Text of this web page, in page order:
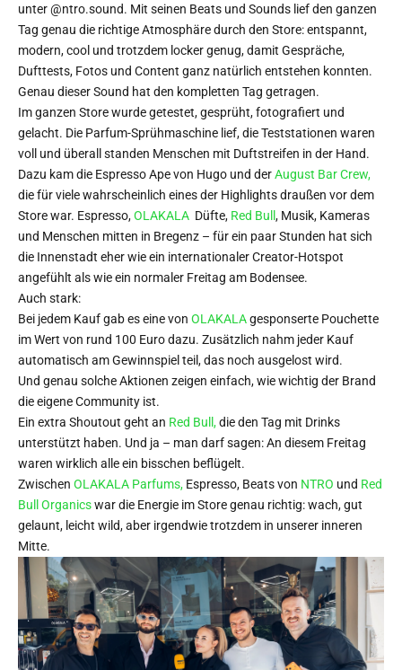
unter @ntro.sound. Mit seinen Beats und Sounds lief den ganzen
Tag genau die richtige Atmosphäre durch den Store: entspannt,
modern, cool und trotzdem locker genug, damit Gespräche,
Dufttests, Fotos und Content ganz natürlich entstehen konnten.
Genau dieser Sound hat den kompletten Tag getragen.
Im ganzen Store wurde getestet, gesprüht, fotografiert und
gelacht. Die Parfum-Sprühmaschine lief, die Teststationen waren
voll und überall standen Menschen mit Duftstreifen in der Hand.
Dazu kam die Espresso Ape von Hugo und derAugust Bar Crew,
die für viele wahrscheinlich eines der Highlights draußen vor dem
Store war. Espresso,OLAKALA Düfte, Red Bull , Musik, Kameras
und Menschen mitten in Bregenz – für ein paar Stunden hat sich
die Innenstadt eher wie ein internationaler Creator-Hotspot
angefühlt als wie ein normaler Freitag am Bodensee.
Auch stark:
Bei jedem Kauf gab es eine von OLAKALAgesponserte Pouchette
im Wert von rund 100 Euro dazu. Zusätzlich nahm jeder Kauf
automatisch am Gewinnspiel teil, das noch ausgelost wird.
Und genau solche Aktionen zeigen einfach, wie wichtig der Brand
die eigene Community ist.
Ein extra Shoutout geht an Red Bull,die den Tag mit Drinks
unterstützt haben. Und ja – man darf sagen: An diesem Freitag
waren wirklich alle ein bisschen beflügelt.
Zwischen OLAKALA Parfums, Espresso, Beats von NTRO und Red
Bull Organicswar die Energie im Store genau richtig: wach, gut
gelaunt, leicht wild, aber irgendwie trotzdem in unserer inneren
Mitte.